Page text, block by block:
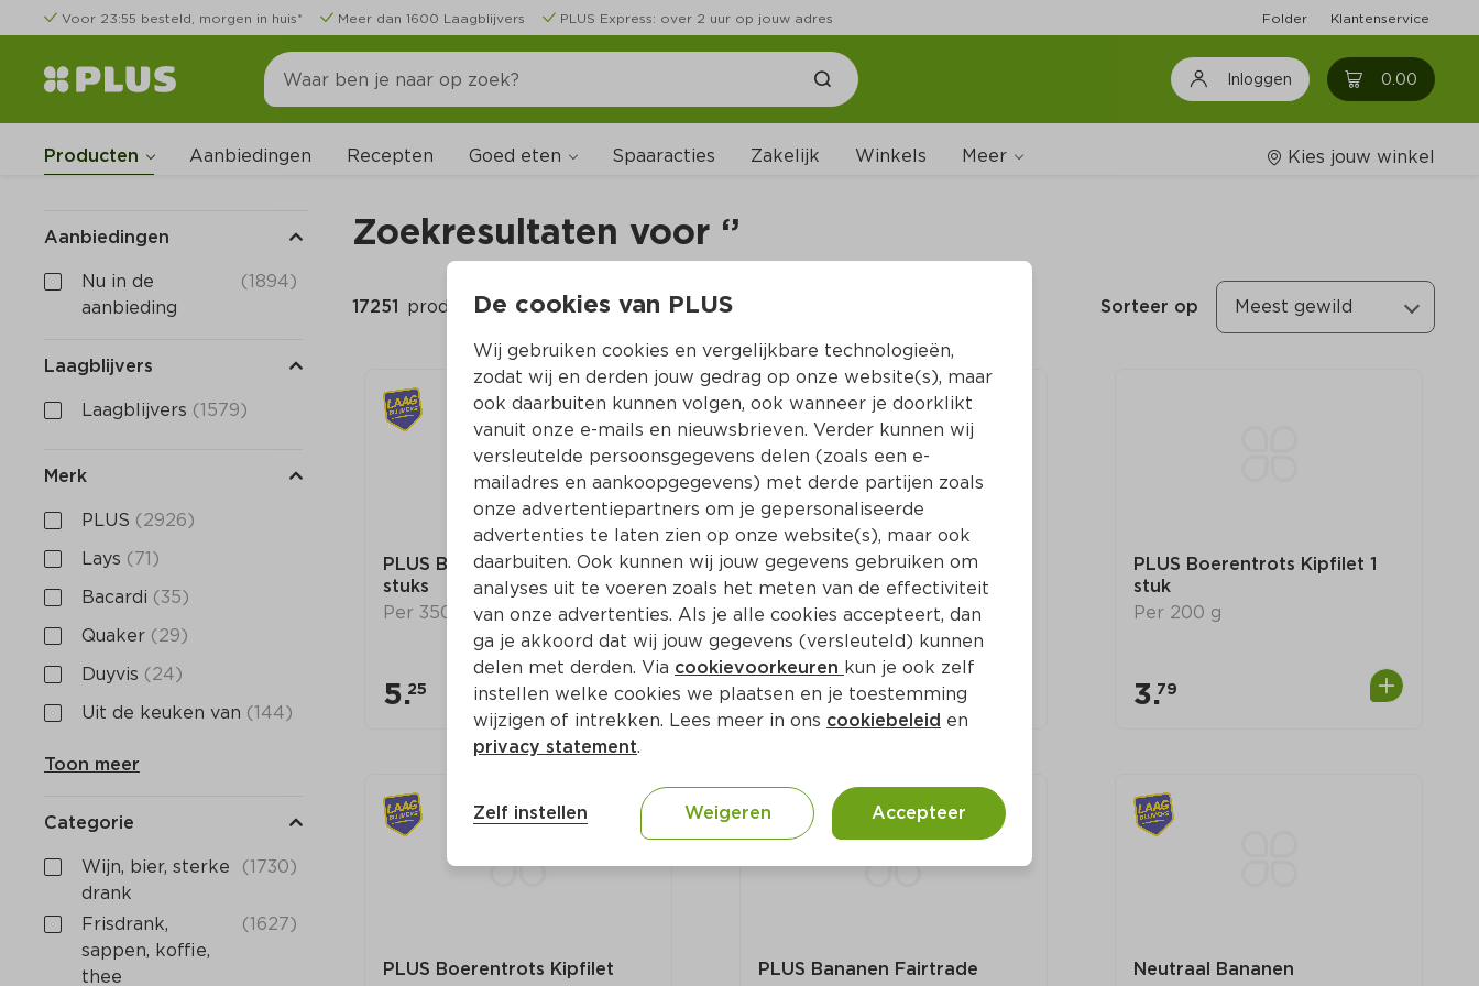
Voor 23:55 besteld, morgen in huis* Meer dan 1600 Laagblijvers PLUS Express: over 2 uur op jouw adres Folder Klantenservice
Inloggen 0.00 0
Producten Aanbiedingen Recepten Goed eten Spaaracties Zakelijk Winkels Meer Kies jouw winkel
Aanbiedingen
Nu in de
aanbieding
(1894)
Laagblijvers
Laagblijvers (1579)
Merk
PLUS (2926)
Lays (71)
Bacardi (35)
Quaker (29)
Duyvis (24)
Uit de keuken van (144)
Toon meer
Categorie
Wijn, bier, sterke
drank
(1730)
Frisdrank,
sappen, koffie,
thee
(1627)
Zoekresultaten voor ‘’
17251 producten Sorteer op Meest gewild
PLUS Boerentrots Kipfilet 2
stuks
Per 350 g
5.25 0
PLUS Boerentrots Kipfilet
Voordeelverpakking
Per 800 g
9.69
PLUS Boerentrots Kipfilet 1
stuk
Per 200 g
3.79 0
PLUS Boerentrots Kipfilet
PLUS Bananen Fairtrade
Neutraal Bananen
De cookies van PLUS
Wij gebruiken cookies en vergelijkbare technologieën,
zodat wij en derden jouw gedrag op onze website(s), maar
ook daarbuiten kunnen volgen, ook wanneer je doorklikt
vanuit onze e-mails en nieuwsbrieven. Verder kunnen wij
versleutelde persoonsgegevens delen (zoals een e-
mailadres en aankoopgegevens) met derde partijen zoals
onze advertentiepartners om je gepersonaliseerde
advertenties te laten zien op onze website(s), maar ook
daarbuiten. Ook kunnen wij jouw gegevens gebruiken om
analyses uit te voeren zoals het meten van de effectiviteit
van onze advertenties. Als je alle cookies accepteert, dan
ga je akkoord dat wij jouw gegevens (versleuteld) kunnen
delen met derden. Via cookievoorkeuren kun je ook zelf
instellen welke cookies we plaatsen en je toestemming
wijzigen of intrekken. Lees meer in ons cookiebeleid en
privacy statement.
Zelf instellen Weigeren Accepteer